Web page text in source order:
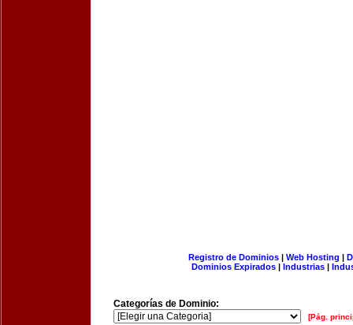
Registro de Dominios| Web Hosting |
Dominios Expirados | Industrias |
Categorías de Dominio:
[Pág.